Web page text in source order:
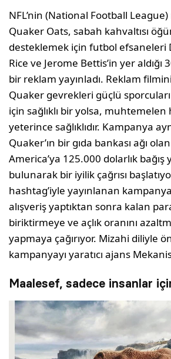
NFL’nin (National Football
Quaker Oats, sabah kahvaltısı
desteklemek için futbol efsaneleri
Rice ve Jerome Bettis’in yer aldığı
bir reklam yayınladı. Reklam
Quaker gevrekleri güçlü
için sağlıklı bir yolsa, muhtemelen
yeterince sağlıklıdır. Kampanya
Quaker’ın bir gıda bankası ağı
America’ya 125.000 dolarlık bağış
bulunarak bir iyilik çağrısı
hashtag’iyle yayınlanan
alışveriş yaptıktan sonra kalan
biriktirmeye ve açlık oranını
yapmaya çağırıyor. Mizahi diliyle
kampanyayı yaratıcı ajans
Maalesef, sadece insanlar